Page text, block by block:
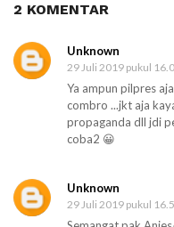
2 KOMENTAR
Unknown
29 Juli 2019 pukul
Ya ampun pilpres
combro ...jkt aja
propaganda dll jdi
coba2 😀
Unknown
29 Juli 2019 pukul